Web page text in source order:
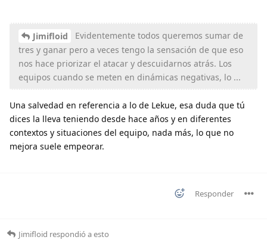
Jimifloid
Evidentemente todos queremos sumar de
tres y ganar pero a veces tengo la sensación de que eso
nos hace priorizar el atacar y descuidarnos atrás. Los
equipos cuando se meten en dinámicas negativas, lo ...
Una salvedad en referencia a lo de Lekue, esa duda que tú
dices la lleva teniendo desde hace años y en diferentes
contextos y situaciones del equipo, nada más, lo que no
mejora suele empeorar.
Responder
Jimifloid respondió a esto